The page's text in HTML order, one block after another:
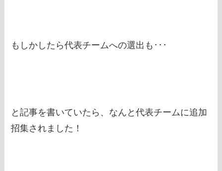
もしかしたら代表チームへの選出も･･･
と記事を書いていたら、なんと代表チームに追加
招集されました！